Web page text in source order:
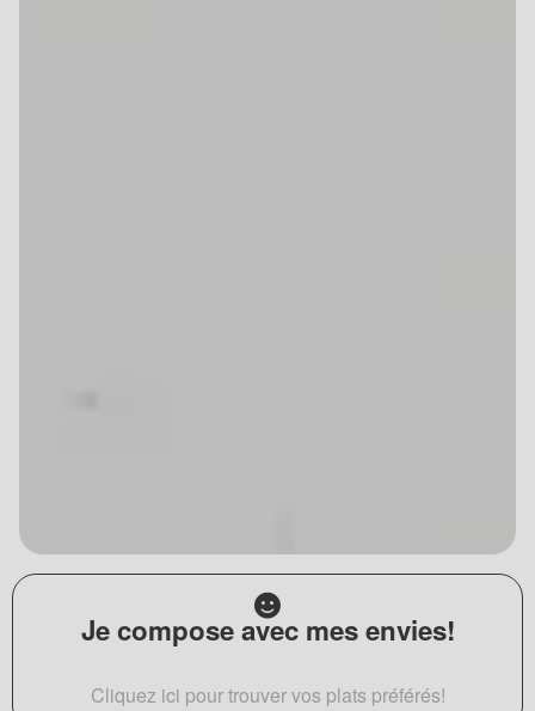
Je compose avec mes envies!
Cliquez ici pour trouver vos plats préférés!